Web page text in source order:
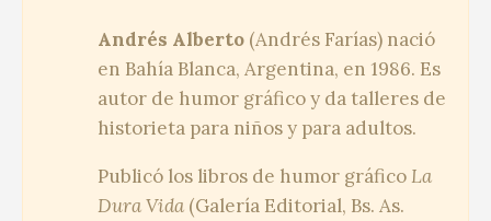
Andrés Alberto (Andrés Farías) nació
en Bahía Blanca, Argentina, en 1986. Es
autor de humor gráfico y da talleres de
historieta para niños y para adultos.
Publicó los libros de humor gráfico La
Dura Vida (Galería Editorial, Bs. As.